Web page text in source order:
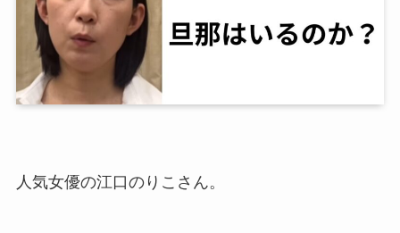
人気女優の江口のりこさん。